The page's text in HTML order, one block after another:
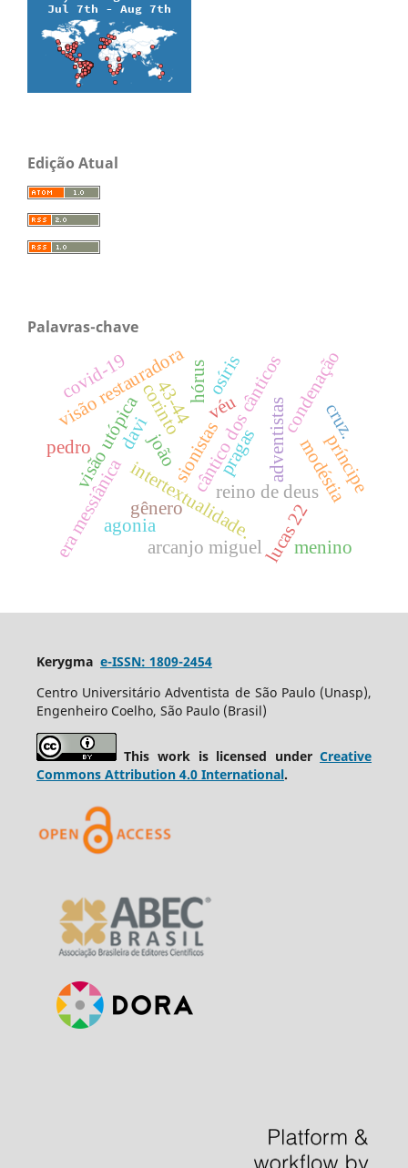
Edição Atual
Palavras-chave
cântico dos cânticos
43-44
davi
intertextualidade.reino de deus
visão restauradora
visão utópica
era messiânica
sionistas adventistas
corinto véu
gênero
modéstia
pragas
lucas 22
condenação
pedro príncipe
arcanjo miguel
hórus osíris
agonia
cruz.
menino
joão
covid-19
Kerygma e-ISSN: 1809-2454
Centro Universitário Adventista de São Paulo (Unasp),
Engenheiro Coelho, São Paulo (Brasil)
This work is licensed underCreative
Commons Attribution 4.0 International.